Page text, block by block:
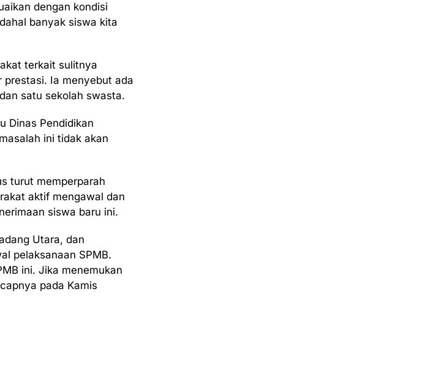
dengan kondisi
banyak siswa kita
terkait sulitnya
prestasi. Ia menyebut ada
satu sekolah swasta.
Dinas Pendidikan
ini tidak akan
turut memperparah
aktif mengawal dan
siswa baru ini.
Utara, dan
pelaksanaan SPMB.
ini. Jika menemukan
pada Kamis